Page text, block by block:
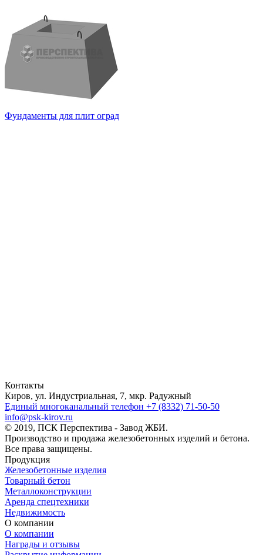
Фундаменты для плит оград
Контакты
Киров, ул. Индустриальная, 7, мкр. Радужный
Единый многоканальный телефон +7 (8332) 71-50-50
info@psk-kirov.ru
© 2019, ПСК Перспектива - Завод ЖБИ.
Производство и продажа железобетонных изделий и бетона.
Все права защищены.
Продукция
Железобетонные изделия
Товарный бетон
Металлоконструкции
Аренда спецтехники
Недвижимость
О компании
О компании
Награды и отзывы